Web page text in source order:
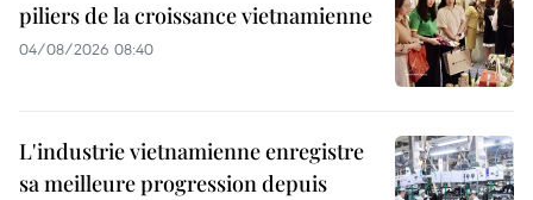
piliers de la croissance vietnamienne
04/08/2026 08:40
L'industrie vietnamienne enregistre
sa meilleure progression depuis